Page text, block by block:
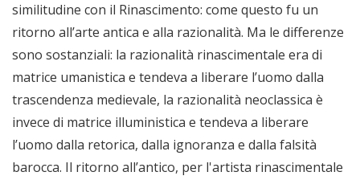
similitudine con il Rinascimento: come questo fu un
ritorno all’arte antica e alla razionalità. Ma le differenze
sono sostanziali: la razionalità rinascimentale era di
matrice umanistica e tendeva a liberare l’uomo dalla
trascendenza medievale, la razionalità neoclassica è
invece di matrice illuministica e tendeva a liberare
l’uomo dalla retorica, dalla ignoranza e dalla falsità
barocca. Il ritorno all’antico, per l'artista rinascimentale